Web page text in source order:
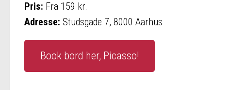
Pris: Fra 159 kr.
Adresse: Studsgade 7, 8000 Aarhus
Book bord her, Picasso!